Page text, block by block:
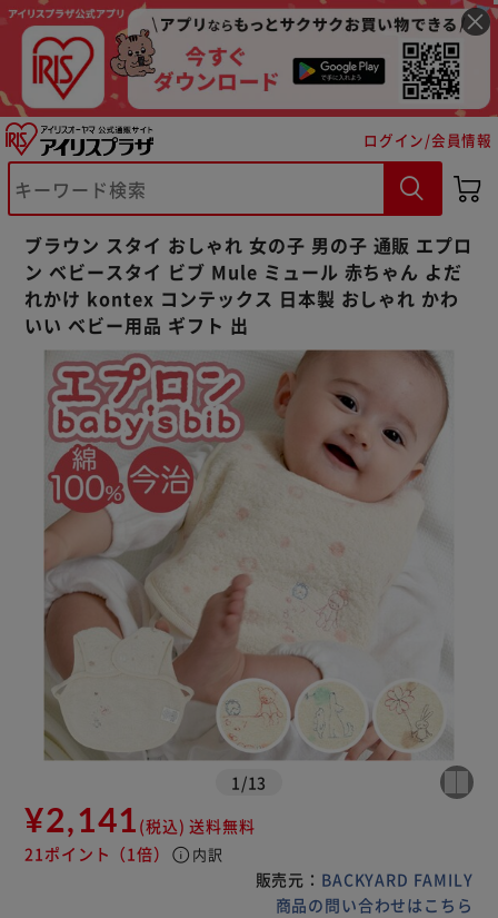
ログイン/会員情報
ブラウン スタイ おしゃれ 女の子 男の子 通販 エプロ
ン ベビースタイ ビブ Mule ミュール 赤ちゃん よだ
れかけ kontex コンテックス 日本製 おしゃれ かわ
いい ベビー用品 ギフト 出
1 /13
¥2,141 (税込) 送料無料
21ポイント （1倍） info 内訳
販売元： BACKYARD FAMILY
商品の問い合わせはこちら
※ご確認ください
カートに入れる 購入手続きへ